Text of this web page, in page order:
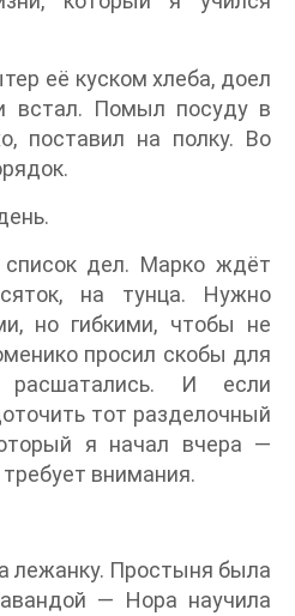
её куском хлеба, доел
встал. Помыл посуду в
поставил на полку. Во
дел. Марко ждёт
на тунца. Нужно
но гибкими, чтобы не
просил скобы для
И если
тот разделочный
я начал вчера —
внимания.
лежанку. Простыня была
— Нора научила